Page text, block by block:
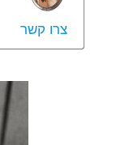
צרו קשר